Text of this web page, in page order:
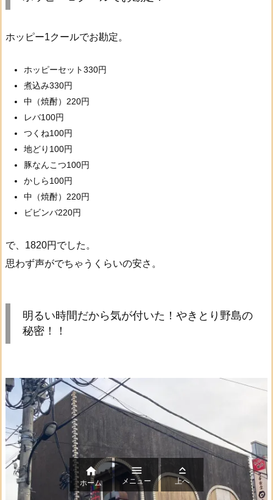
ホッピー1クールでお勘定。
ホッピーセット330円
煮込み330円
中（焼酎）220円
レバ100円
つくね100円
地どり100円
豚なんこつ100円
かしら100円
中（焼酎）220円
ビビンバ220円
で、1820円でした。
思わず声がでちゃうくらいの安さ。
明るい時間だから気が付いた！やきとり野島の
秘密！！

ホーム

メニュー

上へ